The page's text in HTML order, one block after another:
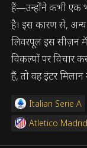
हैं—उन्होंने कभी एक
है। इस कारण से, अन्य
लिवरपूल इस सीज़न
विकल्पों पर विचार
हैं, तो वह इंटर मिलान
Italian Serie A
Atletico Madrid